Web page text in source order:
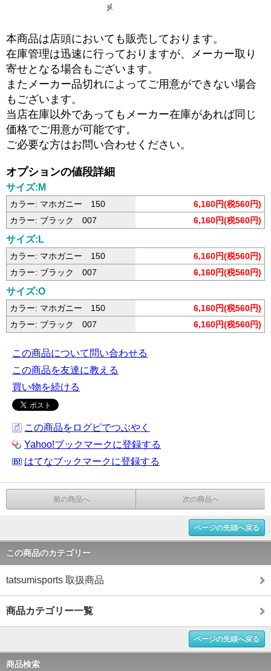
本商品は店頭においても販売しております。
在庫管理は迅速に行っておりますが、メーカー取り
寄せとなる場合もございます。
またメーカー品切れによってご用意ができない場合
もございます。
当店在庫以外であってもメーカー在庫があれば同じ
価格でご用意が可能です。
ご必要な方はお問い合わせください。
オプションの値段詳細
サイズ:M
カラー: マホガニー 150
6,160円(税560円)
カラー: ブラック 007
6,160円(税560円)
サイズ:L
カラー: マホガニー 150
6,160円(税560円)
カラー: ブラック 007
6,160円(税560円)
サイズ:O
カラー: マホガニー 150
6,160円(税560円)
カラー: ブラック 007
6,160円(税560円)
この商品について問い合わせる
この商品を友達に教える
買い物を続ける
この商品をログピでつぶやく
Yahoo!ブックマークに登録する
はてなブックマークに登録する
前の商品へ 次の商品へ
ページの先頭へ戻る
この商品のカテゴリー
tatsumisports 取扱商品
商品カテゴリー一覧
ページの先頭へ戻る
商品検索